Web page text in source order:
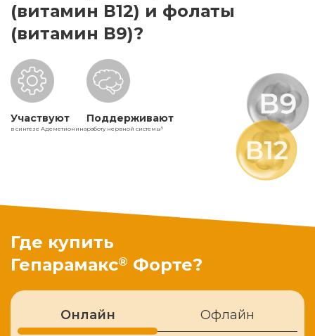
(витамин В12) и фолаты
(витамин В9)?
Участвуют
в синтезе Адеметионина
Поддерживают
работу нервной системы5
Где купить
Гепарамакс® Форте?
Онлайн Офлайн